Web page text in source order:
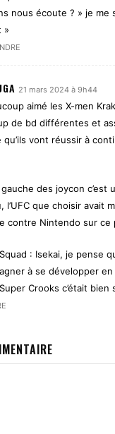
nous écoute ? » je me
»
21 mars 2024 à 9h44
aimé les X-men
de bd différentes et
qu’ils vont réussir à
des joycon c’est
l’UFC que choisir avait
contre Nintendo sur ce
: Isekai, je pense
à se développer
Crooks c’était bien